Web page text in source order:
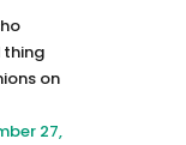
thing
on
27,